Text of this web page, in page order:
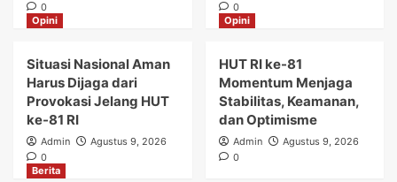
0
0
Opini
Situasi Nasional Aman
Harus Dijaga dari
Provokasi Jelang HUT
ke-81 RI
Admin
Agustus 9, 2026
0
Opini
HUT RI ke-81
Momentum Menjaga
Stabilitas, Keamanan,
dan Optimisme
Admin
Agustus 9, 2026
0
Berita